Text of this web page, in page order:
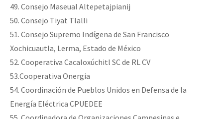
49. Consejo Maseual Altepetajpianij
50. Consejo Tiyat Tlalli
51. Consejo Supremo Indígena de San Francisco
Xochicuautla, Lerma, Estado de México
52. Cooperativa Cacaloxúchitl SC de RL CV
53.Cooperativa Onergia
54. Coordinación de Pueblos Unidos en Defensa de la
Energía Eléctrica CPUEDEE